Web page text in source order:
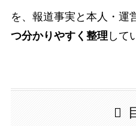
を、報道事実と本人・運
つ分かりやすく整理 して